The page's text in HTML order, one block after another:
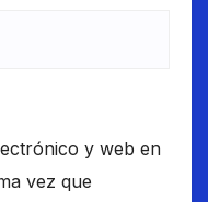
y web en
vez que